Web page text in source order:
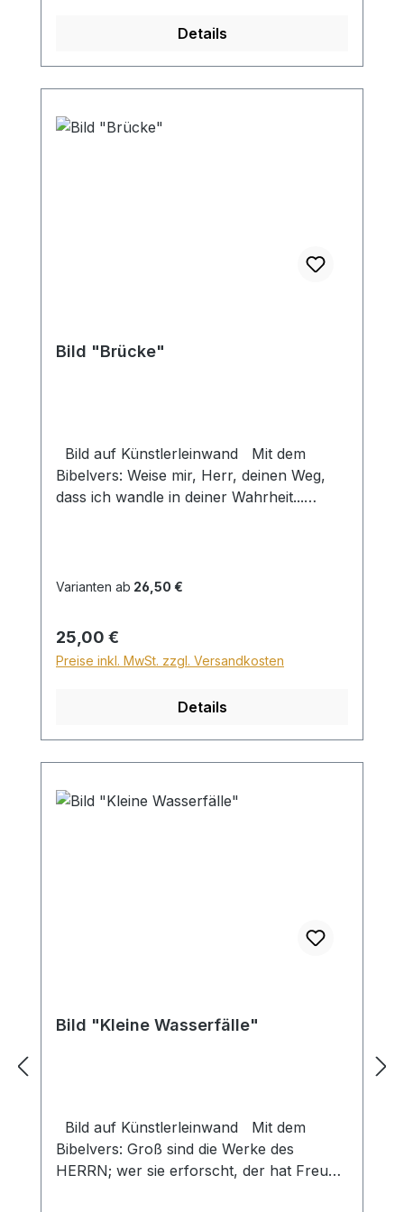
Details
Bild "Brücke"
Bild auf Künstlerleinwand Mit dem
Bibelvers: Weise mir, Herr, deinen Weg,
dass ich wandle in deiner Wahrheit...
Deutschlands ein Zuschlag für Sperrgut in
Versand ins Ausland beträgt der
Sperrgutzuschlag 30€.
Varianten ab 26,50 €
Regulärer Preis:
25,00 €
Preise inkl. MwSt. zzgl. Versandkosten
Details
Bild "Kleine Wasserfälle"
Bild auf Künstlerleinwand Mit dem
Bibelvers: Groß sind die Werke des
HERRN; wer sie erforscht, der hat Freude